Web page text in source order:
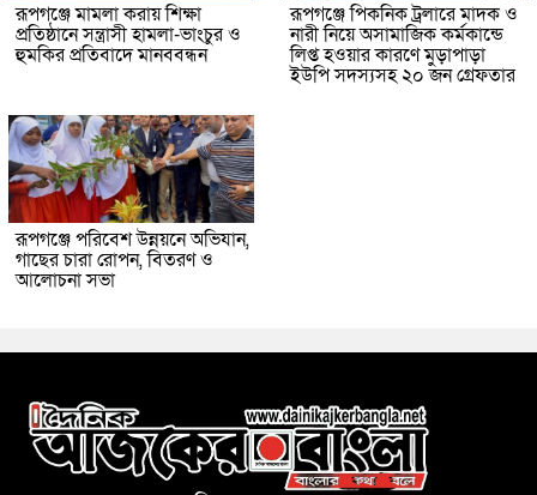
রূপগঞ্জে মামলা করায় শিক্ষা
প্রতিষ্ঠানে সন্ত্রাসী হামলা-ভাংচুর ও
হুমকির প্রতিবাদে মানববন্ধন
রূপগঞ্জে পিকনিক ট্রলারে মাদক ও
নারী নিয়ে অসামাজিক কর্মকান্ডে
লিপ্ত হওয়ার কারণে মুড়াপাড়া
ইউপি সদস্যসহ ২০ জন গ্রেফতার
রূপগঞ্জে পরিবেশ উন্নয়নে অভিযান,
গাছের চারা রোপন, বিতরণ ও
আলোচনা সভা